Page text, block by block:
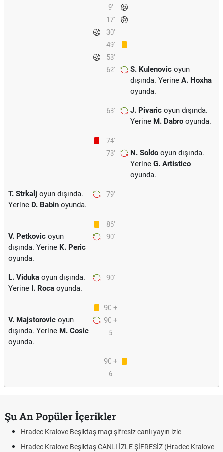
9'
17'
30'
49'
58'
62'
S. Kulenovic oyun
dışında. Yerine A. Hoxha
oyunda.
63' J. Pivaric oyun dışında.
Yerine M. Dabro oyunda.
74'
78'
N. Soldo oyun dışında.
Yerine G. Artistico
oyunda.
79'
T. Strkalj oyun dışında.
Yerine D. Babin oyunda.
86'
90'
V. Petkovic oyun
dışında. Yerine K. Peric
oyunda.
90'
L. Viduka oyun dışında.
Yerine I. Roca oyunda.
90 +
4
90 +
5
V. Majstorovic oyun
dışında. Yerine M. Cosic
oyunda.
90 +
6
Şu An Popüler İçerikler
Hradec Kralove Beşiktaş maçı şifresiz canlı yayın izle
Hradec Kralove Beşiktaş CANLI İZLE ŞİFRESİZ (Hradec Kralove